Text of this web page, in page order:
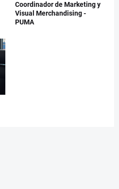
Coordinador de Marketing y
Visual Merchandising -
PUMA